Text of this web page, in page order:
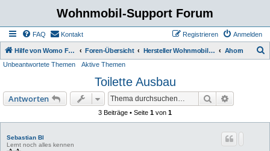
Wohnmobil-Support Forum
FAQ Kontakt Anmelden
Registrieren
Hilfe von Womo Fans für Womo Besitzer Foren-Übersicht Hersteller Wohnmobile Caravan Ahorn
Unbeantwortete Themen Aktive Themen
Toilette Ausbau
Antworten Suche
3 Beiträge • Seite 1 von 1
Sebastian Bl
Lernt noch alles kennen